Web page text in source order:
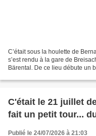
C’était sous la houlette de
s’est rendu à la gare de
Bärental. De ce lieu débute un
C'était le 21 juillet
fait un petit tour...
Publié le 24/07/2026 à 21:03